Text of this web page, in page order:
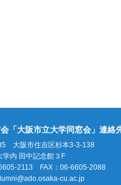
「大阪市立大学同窓会」連絡
大阪市住吉区杉本3-3-138
学内 田中記念館３F
2113 FAX：06-6605-2088
cu.ac.jp